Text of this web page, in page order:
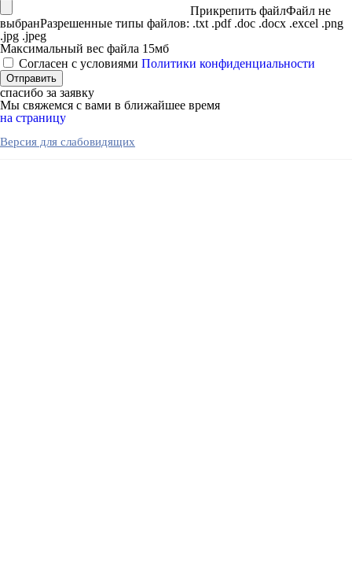
Прикрепить файлФайл не
выбранРазрешенные типы файлов: .txt .pdf .doc .docx .excel .png
.jpg .jpeg
Максимальный вес файла 15мб
Согласен с условиями Политики конфиденциальности
спасибо за заявку
Мы свяжемся с вами в ближайшее время
на страницу
Версия для слабовидящих